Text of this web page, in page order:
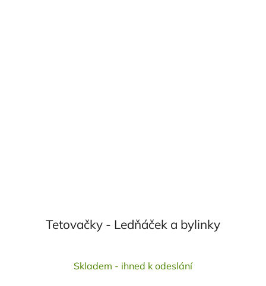
Tetovačky - Ledňáček a bylinky
hodnocení
Skladem - ihned k odeslání